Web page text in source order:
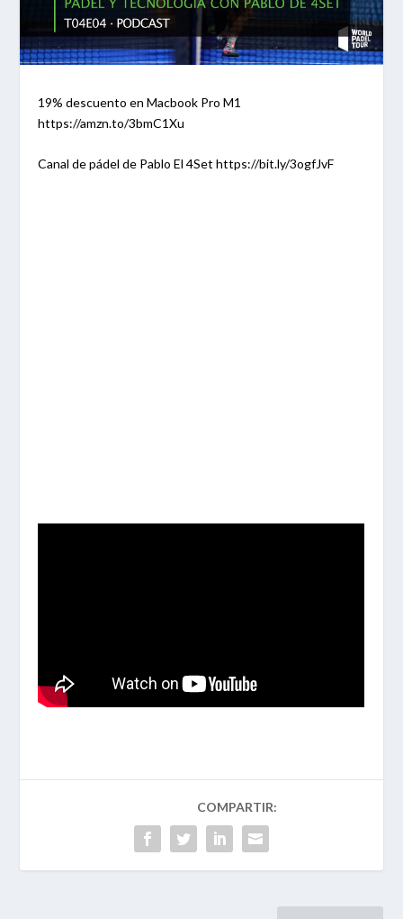
19% descuento en Macbook Pro M1
https://amzn.to/3bmC1Xu
Canal de pádel de Pablo El 4Set https://bit.ly/3ogfJvF